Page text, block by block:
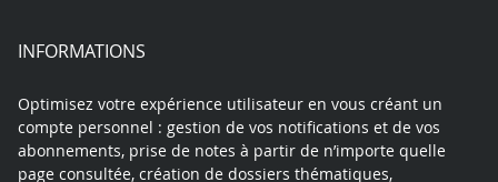
INFORMATIONS
Optimisez votre expérience utilisateur en vous créant un
compte personnel : gestion de vos notifications et de vos
abonnements, prise de notes à partir de n’importe quelle
page consultée, création de dossiers thématiques,